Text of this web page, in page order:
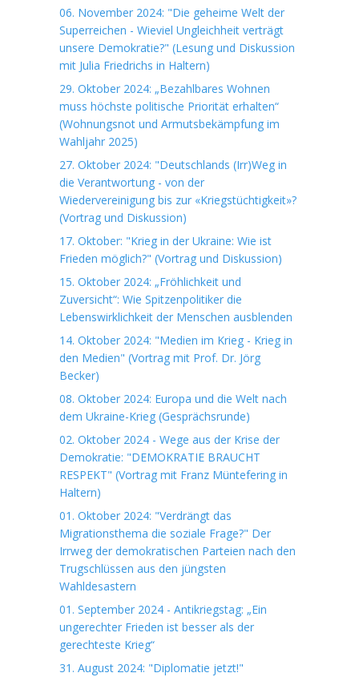
06. November 2024: "Die geheime Welt der
Superreichen - Wieviel Ungleichheit verträgt
unsere Demokratie?" (Lesung und Diskussion
mit Julia Friedrichs in Haltern)
29. Oktober 2024: „Bezahlbares Wohnen
muss höchste politische Priorität erhalten“
(Wohnungsnot und Armutsbekämpfung im
Wahljahr 2025)
27. Oktober 2024: "Deutschlands (Irr)Weg in
die Verantwortung - von der
Wiedervereinigung bis zur «Kriegstüchtigkeit»?
(Vortrag und Diskussion)
17. Oktober: "Krieg in der Ukraine: Wie ist
Frieden möglich?" (Vortrag und Diskussion)
15. Oktober 2024: „Fröhlichkeit und
Zuversicht“: Wie Spitzenpolitiker die
Lebenswirklichkeit der Menschen ausblenden
14. Oktober 2024: "Medien im Krieg - Krieg in
den Medien" (Vortrag mit Prof. Dr. Jörg
Becker)
08. Oktober 2024: Europa und die Welt nach
dem Ukraine-Krieg (Gesprächsrunde)
02. Oktober 2024 - Wege aus der Krise der
Demokratie: "DEMOKRATIE BRAUCHT
RESPEKT" (Vortrag mit Franz Müntefering in
Haltern)
01. Oktober 2024: "Verdrängt das
Migrationsthema die soziale Frage?" Der
Irrweg der demokratischen Parteien nach den
Trugschlüssen aus den jüngsten
Wahldesastern
01. September 2024 - Antikriegstag: „Ein
ungerechter Frieden ist besser als der
gerechteste Krieg“
31. August 2024: "Diplomatie jetzt!"